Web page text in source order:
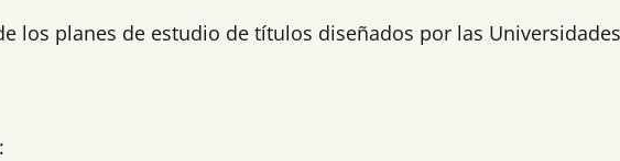
los planes de estudio de títulos diseñados por las